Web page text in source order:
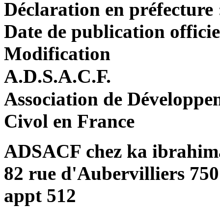
Déclaration en
Date de publication
Modification
A.D.S.A.C.F.
Association de
Civol en France
ADSACF chez ka
82 rue d'Aubervilliers
appt 512